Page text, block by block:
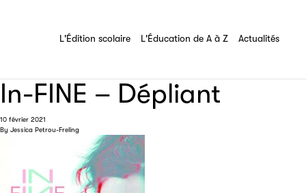
L'Édition scolaire L'Éducation de A à Z Actualités
Tout savoir sur l'association
L'Édition scolaire
L'Éducation de A à Z
In-FINE – Dépliant
10 février 2021
By Jessica Petrou-Freling